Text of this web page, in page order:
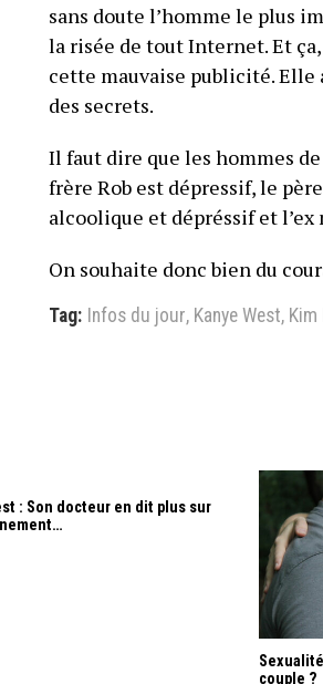
sans doute l’homme le plus
la risée de tout Internet. Et
cette mauvaise publicité. Elle
des secrets.
Il faut dire que les hommes
frère Rob est dépressif, le
alcoolique et dépréssif et
On souhaite donc bien du
Tag: Infos du jour, Kanye West, Kim
: Son docteur en dit plus sur
couple ?